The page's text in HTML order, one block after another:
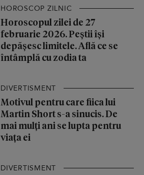
HOROSCOP ZILNIC
Horoscopul zilei de 27
februarie 2026. Peștii își
depășesc limitele. Află ce se
întâmplă cu zodia ta
DIVERTISMENT
Motivul pentru care fiica lui
Martin Short s-a sinucis. De
mai mulți ani se lupta pentru
viața ei
DIVERTISMENT